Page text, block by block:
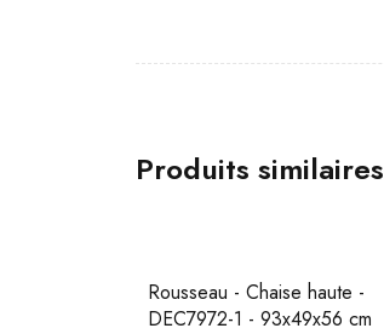
Produits similaires
Rousseau - Chaise haute -
DEC7972-1 - 93x49x56 cm